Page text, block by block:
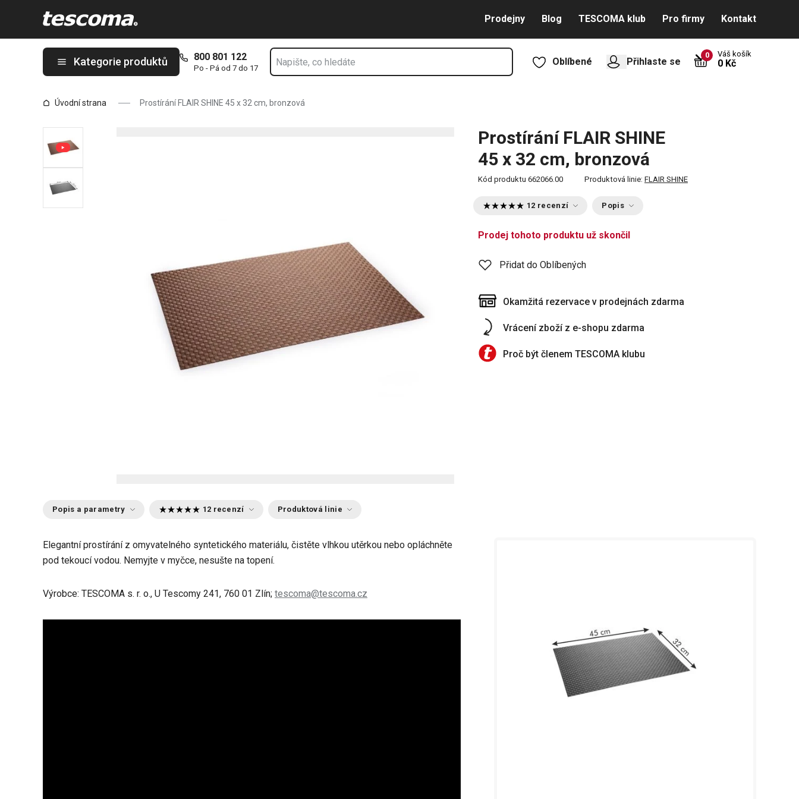
Prodejny Blog TESCOMA klub Pro firmy Kontakt
Kategorie produktů 800 801 122
Po - Pá od 7 do 17
Oblíbené Přihlaste se
0 Váš košík
0 Kč
Úvodní strana Prostírání FLAIR SHINE 45 x 32 cm, bronzová
Prostírání FLAIR SHINE
45 x 32 cm, bronzová
Kód produktu 662066.00 Produktová linie: FLAIR SHINE
12 recenzí Popis
Prodej tohoto produktu už skončil
Přidat do Oblíbených
Okamžitá rezervace v prodejnách zdarma
Vrácení zboží z e-shopu zdarma
Proč být členem TESCOMA klubu
Popis a parametry 12 recenzí Produktová linie
Elegantní prostírání z omyvatelného syntetického materiálu, čistěte vlhkou utěrkou nebo opláchněte
pod tekoucí vodou. Nemyjte v myčce, nesušte na topení.
Výrobce: TESCOMA s. r. o., U Tescomy 241, 760 01 Zlín; tescoma@tescoma.cz